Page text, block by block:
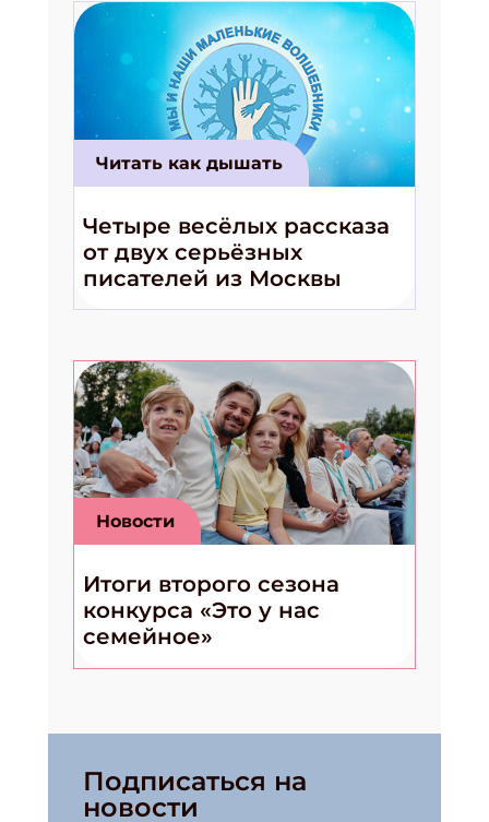
Читать как дышать
Четыре весёлых рассказа
от двух серьёзных
писателей из Москвы
Новости
Итоги второго сезона
конкурса «Это у нас
семейное»
Подписаться на
новости